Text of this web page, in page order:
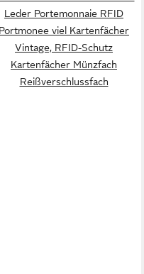
Leder Portemonnaie RFID
Portmonee viel Kartenfächer
Vintage, RFID-Schutz
Kartenfächer Münzfach
Reißverschlussfach